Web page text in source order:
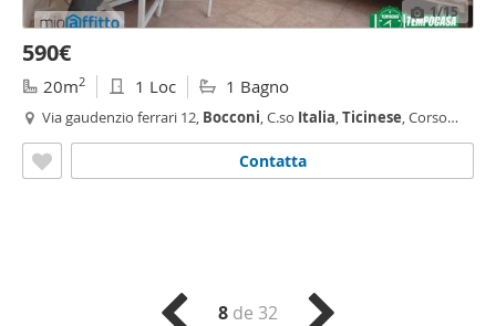
1/15
590€
20m2 1 Loc 1 Bagno
Via gaudenzio ferrari 12, Bocconi, C.so Italia,Ticinese, Corso
Contatta
8 de 32